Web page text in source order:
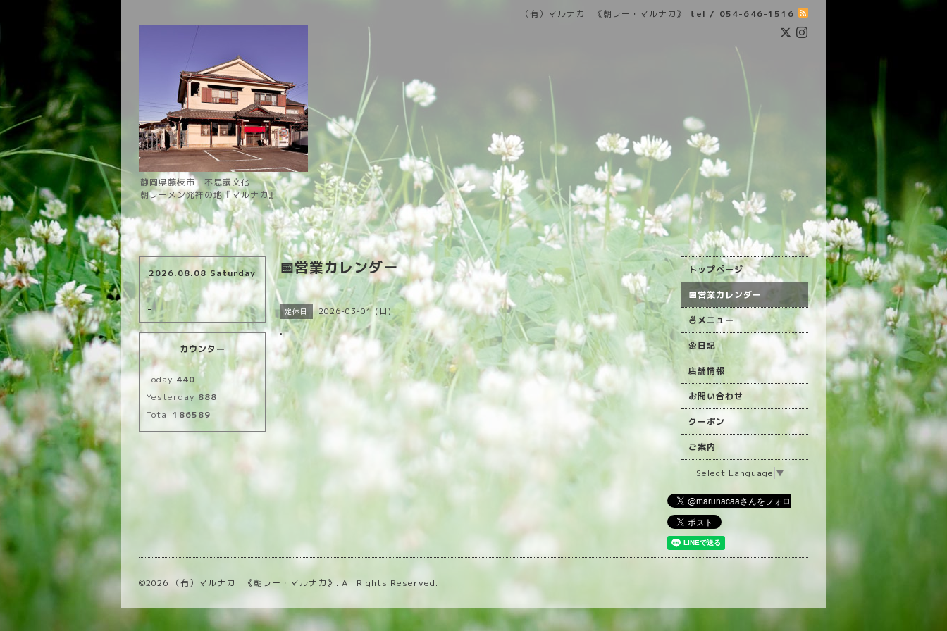
（有）マルナカ 《朝ラー・マルナカ》 tel / 054-646-1516
静岡県藤枝市 不思議文化
朝ラーメン発祥の地『マルナカ』
📅営業カレンダー
定休日 2026-03-01 (日)
.
トップページ
📅営業カレンダー
🍜メニュー
🌼日記
店舗情報
お問い合わせ
クーポン
ご案内
Select Language ▼
2026.08.08 Saturday
.
カウンター
Today 440
Yesterday 888
Total 186589
©2026 （有）マルナカ 《朝ラー・マルナカ》 . All Rights Reserved.